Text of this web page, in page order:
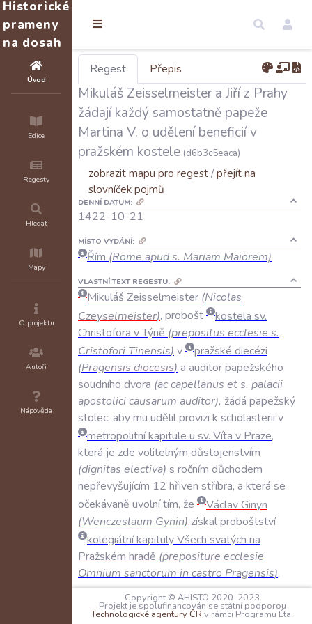
Historické
prameny
na dosah
Úvod
Edice
Regesty
Hledat
Mapy
O projektu
Autoři
Nápověda
Regest Přepis
Mikuláš Zeisselmeister a Jiří z Prahy
žádají každý samostatně papeže
Martina V. o udělení beneficií v
pražském kostele (d6b3c5eaca)
zobrazit mapu pro regest/přejít na
slovníček pojmů
DENNÍ DATUM:
1422-10-21
MÍSTO VYDÁNÍ:
Řím (Rome apud s. Mariam Maiorem)
VLASTNÍ TEXT REGESTU:
Mikuláš Zeisselmeister (Nicolas
Czeyselmeister), probošt kostela sv.
Christofora vTýně (prepositus ecclesie s.
Cristofori Tinensis) v pražské diecézi
(Pragensis diocesis) a auditorpapežského
soudního dvora (accapellanus ets. palacii
apostolicicausarum auditor), žádá papežský
stolec, abymu udělilprovizi k scholasterii v
metropolitníkapitule u sv. Víta v Praze,
která je zde volitelným důstojenstvím
(dignitas electiva) s ročním důchodem
nepřevyšujícím 12 hřiven stříbra, a která se
očekávaně uvolnítím, že VáclavGinyn
(Wenczeslaum Gynin) získalproboštství
kolegiátníkapitulyVšech svatých na
Pražském hradě (prepositure ecclesie
Omnium sanctorum in castro Pragensis),
kterájetamprvnímdůstojenstvím.Tomuto
udělení nemávadit(non obstantibus),že
Copyright © AHISTO 2020–2023
Projekt je spolufinancován se státní podporou
Technologické agentury ČR v rámci Programu Éta.